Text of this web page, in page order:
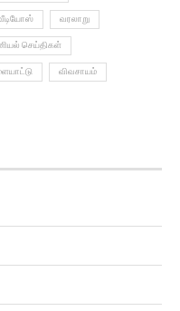
வரலாறு
செய்திகள்
விவசாயம்